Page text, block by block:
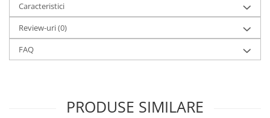
Caracteristici
Review-uri(0)
FAQ
PRODUSE SIMILARE